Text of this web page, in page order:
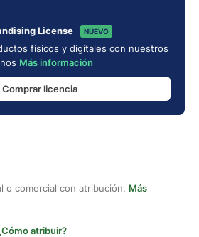
License NUEVO
físicos y digitales con nuestros
Más información
Comprar licencia
o comercial con atribución. Más
atribuir?